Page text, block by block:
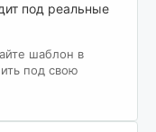
под реальные
шаблон в
под свою